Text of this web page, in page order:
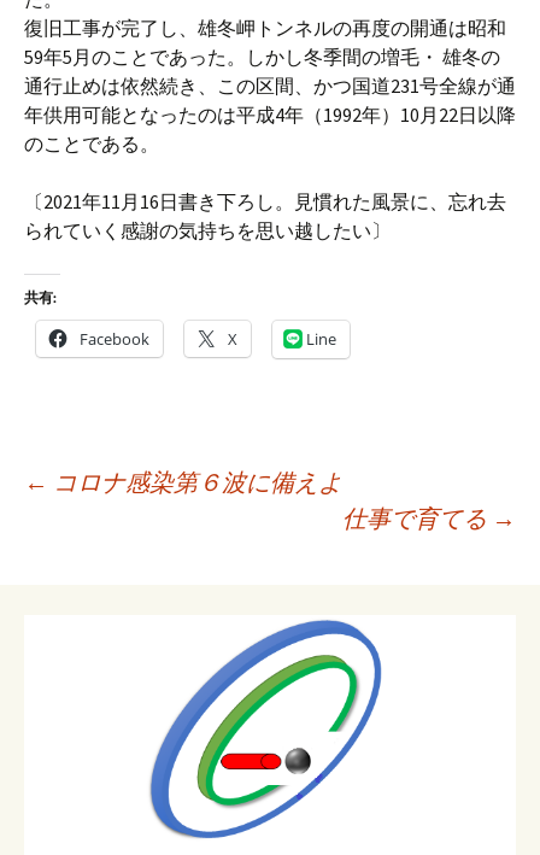
復旧工事が完了し、雄冬岬トンネルの再度の開通は昭和
59年5月のことであった。しかし冬季間の増毛・ 雄冬の
通行止めは依然続き、この区間、かつ国道231号全線が通
年供用可能となったのは平成4年（1992年）10月22日以降
のことである。
〔2021年11月16日書き下ろし。見慣れた風景に、忘れ去
られていく感謝の気持ちを思い越したい〕
共有:
Facebook X Line
← コロナ感染第６波に備えよ
仕事で育てる →